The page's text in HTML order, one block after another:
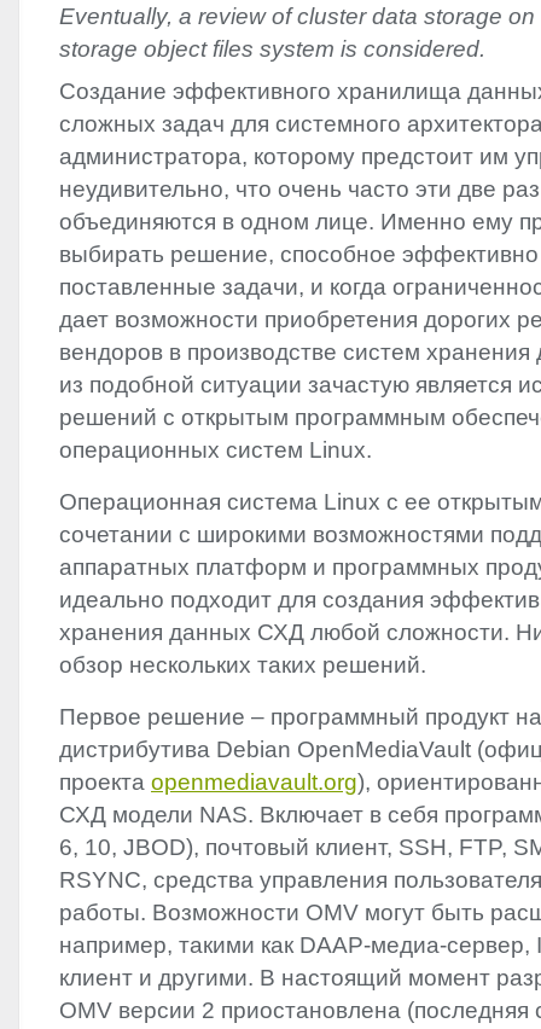
Eventually, a review of cluster data storage
storage object files system is considered.
Создание эффективного хранилища
сложных задач для системного
администратора, которому предстоит им
неудивительно, что очень часто эти две
объединяются в одном лице. Именно ему
выбирать решение, способное
поставленные задачи, и когда
дает возможности приобретения дорогих
вендоров в производстве систем
из подобной ситуации зачастую является
решений с открытым программным
операционных систем Linux.
Операционная система Linux с ее
сочетании с широкими возможностями
аппаратных платформ и программных
идеально подходит для создания
хранения данных СХД любой сложности.
обзор нескольких таких решений.
Первое решение – программный продукт
дистрибутива Debian OpenMediaVault
проекта openmediavault.org),
СХД модели NAS. Включает в себя
6, 10, JBOD), почтовый клиент, SSH, FTP,
RSYNC, средства управления
работы. Возможности OMV могут быть
например, такими как DAAP-медиа-сервер,
клиент и другими. В настоящий момент
OMV версии 2 приостановлена (последняя